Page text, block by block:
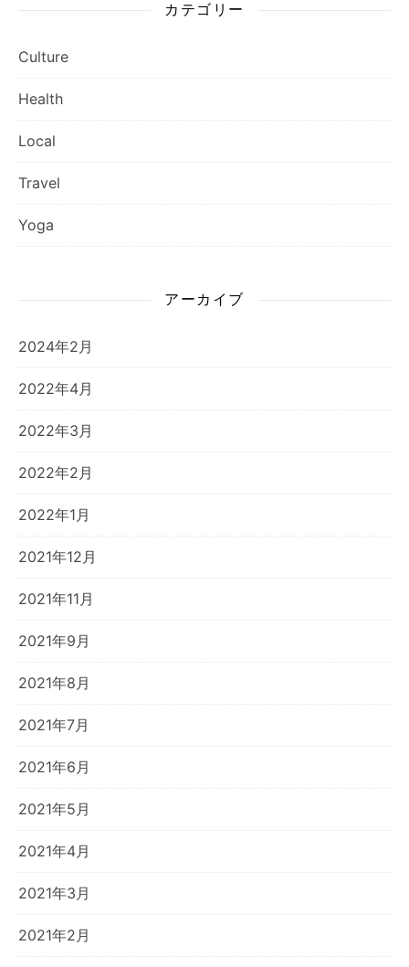
カテゴリー
Culture
Health
Local
Travel
Yoga
アーカイブ
2024年2月
2022年4月
2022年3月
2022年2月
2022年1月
2021年12月
2021年11月
2021年9月
2021年8月
2021年7月
2021年6月
2021年5月
2021年4月
2021年3月
2021年2月